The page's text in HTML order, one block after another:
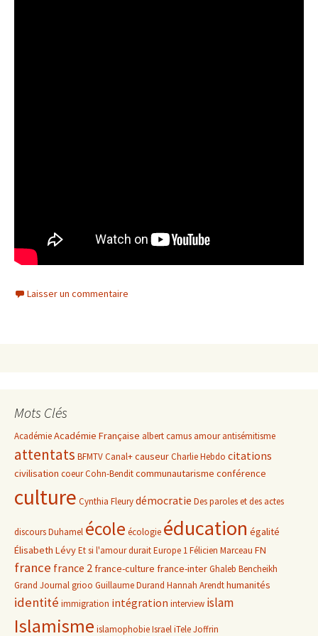
Laisser un commentaire
Mots Clés
AcadémieAcadémie Française albert camus amour antisémitisme
attentats BFMTVCanal+causeurCharlie Hebdo citations
civilisation coeurCohn-Benditcommunautarisme conférence
culture Cynthia Fleurydémocratie Des paroles et des actes
discoursDuhamel école écologie éducation égalité
Élisabeth LévyEt si l'amour duraitEurope 1Félicien Marceau FN
france france 2france-culture france-interGhaleb Bencheikh
Grand Journalgrioo Guillaume Durand Hannah Arendthumanités
identité immigration intégration interview islam
Islamisme islamophobieIsraeliTeleJoffrin